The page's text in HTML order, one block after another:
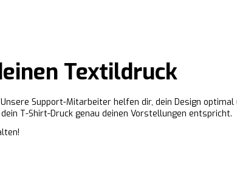
Textildruck
Support-Mitarbeiter helfen dir, dein Design
T-Shirt-Druck genau deinen Vorstellungen entspricht.